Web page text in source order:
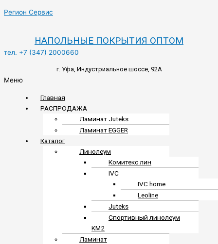
Регион Сервис
НАПОЛЬНЫЕ ПОКРЫТИЯ ОПТОМ
тел. +7 (347) 2000660
г. Уфа, Индустриальное шоссе, 92А
Меню
Главная
РАСПРОДАЖА
Ламинат Juteks
Ламинат EGGER
Каталог
Линолеум
Комитекс лин
IVC
IVC home
Leoline
Juteks
Спортивный линолеум
KM2
Ламинат